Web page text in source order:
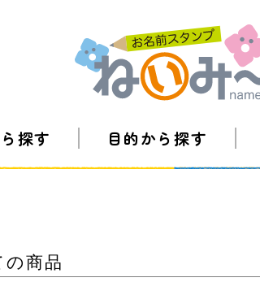
探す 目的から探す
の商品